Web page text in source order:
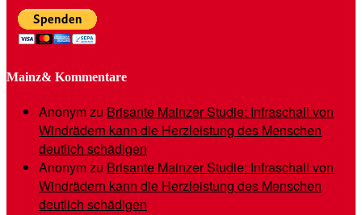
Mainz& Kommentare
Anonymzu Brisante Mainzer Studie: Infraschall von
Windrädern kann die Herzleistung des Menschen
deutlich schädigen
Anonymzu Brisante Mainzer Studie: Infraschall von
Windrädern kann die Herzleistung des Menschen
deutlich schädigen